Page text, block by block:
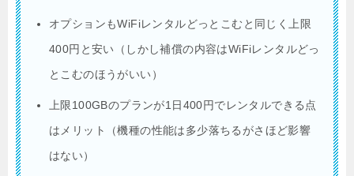
オプションもWiFiレンタルどっとこむと同じく上限
400円と安い（しかし補償の内容はWiFiレンタルどっ
とこむのほうがいい）
上限100GBのプランが1日400円でレンタルできる点
はメリット（機種の性能は多少落ちるがさほど影響
はない）